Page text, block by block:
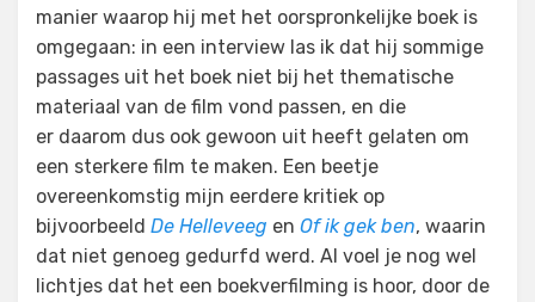
manier waarop hij met het oorspronkelijke boek is
omgegaan: in een interview las ik dat hij sommige
passages uit het boek niet bij het thematische
materiaal van de film vond passen, en die
er daarom dus ook gewoon uit heeft gelaten om
een sterkere film te maken. Een beetje
overeenkomstig mijn eerdere kritiek op
bijvoorbeeld De Helleveeg en Of ik gek ben, waarin
dat niet genoeg gedurfd werd. Al voel je nog wel
lichtjes dat het een boekverfilming is hoor, door de